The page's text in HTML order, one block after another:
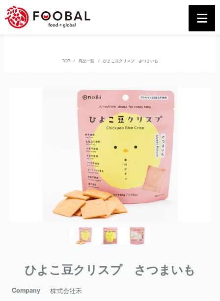
TOP 商品一覧 ひよこ豆クリスプ さつまいも
ひよこ豆クリスプ さつまいも
Company 株式会社禾